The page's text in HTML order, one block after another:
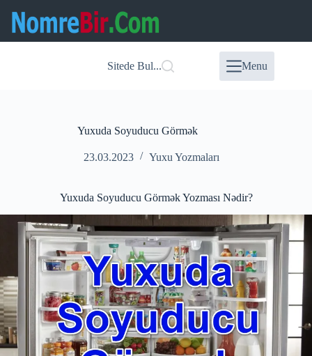
content
Sitede Bul... Menu
Yuxuda Soyuducu Görmək
23.03.2023 Yuxu Yozmaları
Yuxuda Soyuducu Görmək Yozması Nədir?